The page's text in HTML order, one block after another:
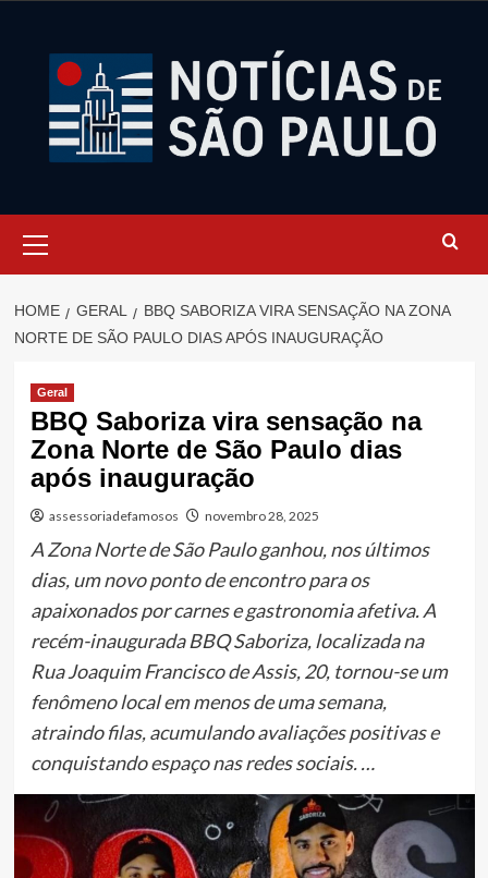
Menu
HOME GERAL
BBQ SABORIZA VIRA SENSAÇÃO NA ZONA
NORTE DE SÃO PAULO DIAS APÓS INAUGURAÇÃO
Geral
BBQ Saboriza vira sensação na
Zona Norte de São Paulo dias
após inauguração
assessoriadefamosos novembro 28, 2025
A Zona Norte de São Paulo ganhou, nos últimos
dias, um novo ponto de encontro para os
apaixonados por carnes e gastronomia afetiva. A
recém-inaugurada BBQ Saboriza, localizada na
Rua Joaquim Francisco de Assis, 20, tornou-se um
fenômeno local em menos de uma semana,
atraindo filas, acumulando avaliações positivas e
conquistando espaço nas redes sociais. …